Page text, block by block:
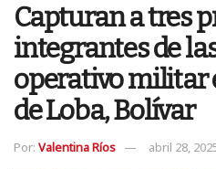
Capturan a tres
integrantes de
operativo militar
de Loba, Bolívar
Por: Valentina Ríos abril 28,